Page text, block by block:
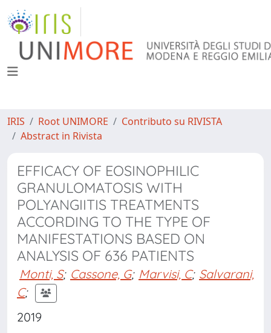
IRIS Root UNIMORE
Contributo su RIVISTA
Abstract in Rivista
EFFICACY OF EOSINOPHILIC
GRANULOMATOSIS WITH
POLYANGIITIS TREATMENTS
ACCORDING TO THE TYPE OF
MANIFESTATIONS BASED ON
ANALYSIS OF 636 PATIENTS
Monti, S; Cassone, G; Marvisi, C; Salvarani,
C;
2019